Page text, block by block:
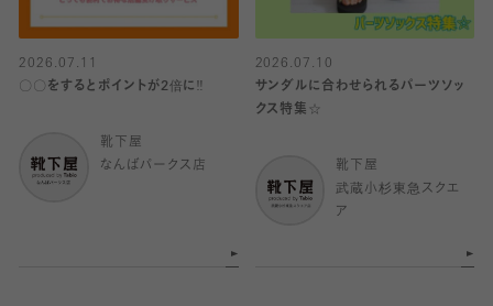
2026.07.11
〇〇をするとポイントが2倍に‼️
靴下屋
なんばパークス店
2026.07.10
サンダルに合わせられるパーツソッ
クス特集☆
靴下屋
武蔵小杉東急スクエ
ア